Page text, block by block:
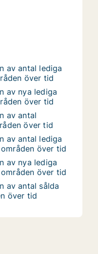
av antal lediga
över tid
av nya lediga
över tid
av antal
över tid
av antal lediga
över tid
av nya lediga
över tid
av antal sålda
över tid